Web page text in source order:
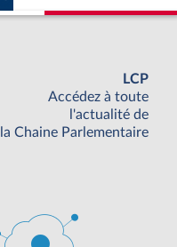
LCP
Accédez à toute
l'actualité de
la Chaine Parlementaire